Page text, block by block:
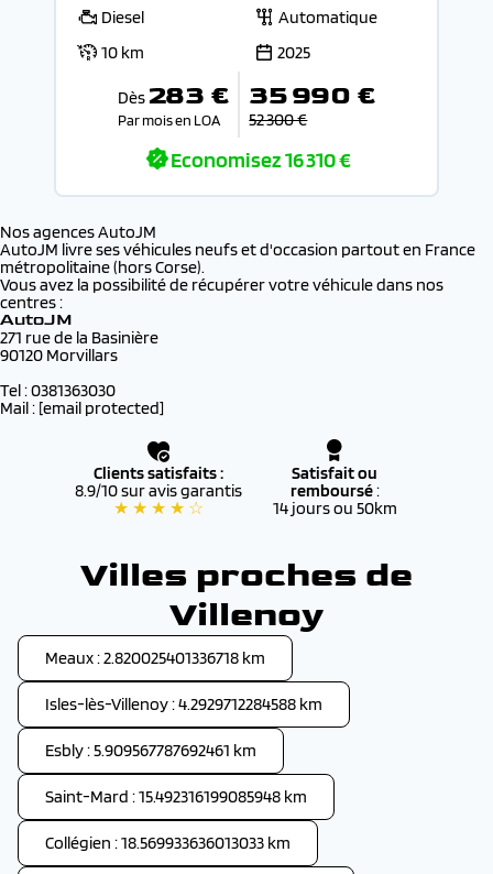
Diesel
Automatique
10 km
2025
Dès 283 €
Par mois en LOA
35 990 €
52 300 €
Economisez16 310 €
Nos agences AutoJM
AutoJM livre ses véhicules neufs et d'occasion partout en France
métropolitaine (hors Corse).
Vous avez la possibilité de récupérer votre véhicule dans nos
centres :
AutoJM
271 rue de la Basinière
90120 Morvillars
Tel : 0381363030
Mail : [email protected]
Clients satisfaits :
8.9/10 sur avis garantis
★ ★ ★ ★ ☆
Satisfait ou
remboursé:
14 jours ou 50km
Villes proches de
Villenoy
Meaux : 2.820025401336718 km
Isles-lès-Villenoy : 4.2929712284588 km
Esbly : 5.909567787692461 km
Saint-Mard : 15.492316199085948 km
Collégien : 18.569933636013033 km